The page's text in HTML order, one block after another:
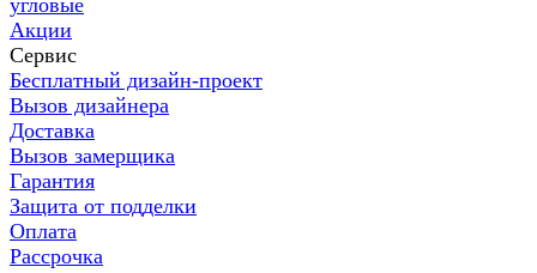
угловые
Акции
Сервис
Бесплатный дизайн-проект
Вызов дизайнера
Доставка
Вызов замерщика
Гарантия
Защита от подделки
Оплата
Рассрочка